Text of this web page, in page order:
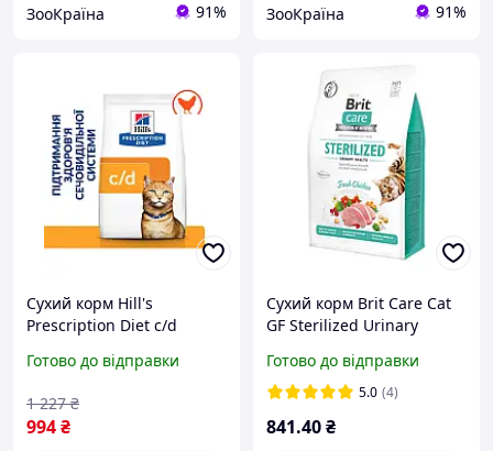
ЗооКраїна 91% ЗооКраїна 91%
Сухий корм Hill's
Prescription Diet c/d
кішок з куркою 1.5 кг
Готово до відправки
994₴
1 227 ₴
Сухий корм Brit Care Cat
GF Sterilized Urinary
стерилізованих кішок
(курка) 2 кг
Готово до відправки
5.0 (4)
841.40₴